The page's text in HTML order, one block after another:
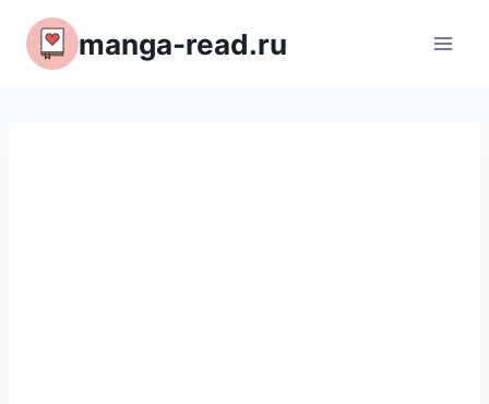
Перейти
содержимому
manga-read.ru